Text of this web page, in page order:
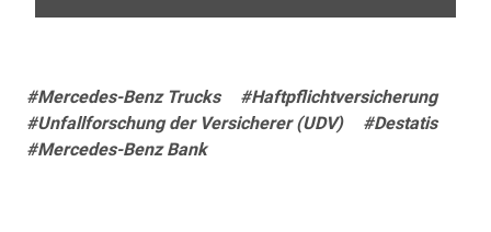
#Mercedes-Benz Trucks
#Haftpflichtversicherung
#Unfallforschung der Versicherer (UDV)
#Destatis
#Mercedes-Benz Bank